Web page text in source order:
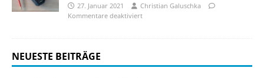
27. Januar 2021
Christian Galuschka
Kommentare deaktiviert
NEUESTE BEITRÄGE